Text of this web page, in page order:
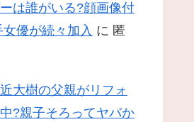
は誰がいる?顔画像付
優が続々加入 に 匿
大樹の父親がリフォ
?親子そろってヤバか